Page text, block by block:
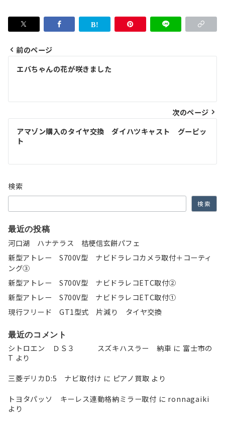
投
ビ
ゲ
シ
ョ
ン
前のページ
エバちゃんの花が咲きました
次のページ
アマゾン購入のタイヤ交換 ダイハツキャスト グーピッ
ト
検索
検索
最近の投稿
河口湖 ハナテラス 桔梗信玄餅パフェ
新型アトレー S700V型 ナビドラレコカメラ取付＋コーティ
ング③
新型アトレー S700V型 ナビドラレコETC取付②
新型アトレー S700V型 ナビドラレコETC取付①
現行フリード GT1型式 片減り タイヤ交換
最近のコメント
シトロエン ＤＳ３ スズキハスラー 納車 に 富士市の
T より
三菱デリカD:5 ナビ取付け に ピアノ買取 より
トヨタパッソ キーレス連動格納ミラー取付 に ronnagaiki
より